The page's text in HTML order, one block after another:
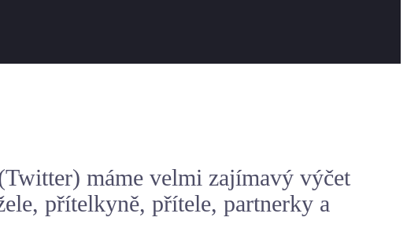
máme velmi zajímavý výčet
přítelkyně, přítele, partnerky a